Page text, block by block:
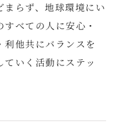
らず、地球環境にい
べての人に安心・
他共にバランスを
いく活動にステッ